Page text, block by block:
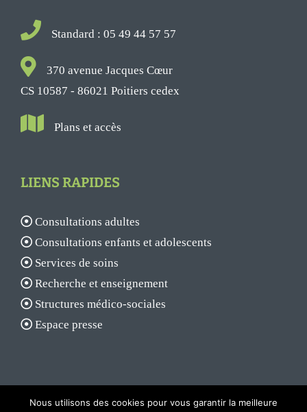
Standard : 05 49 44 57 57
370 avenue Jacques Cœur
CS 10587 - 86021 Poitiers cedex
Plans et accès
LIENS RAPIDES
Consultations adultes
Consultations enfants et adolescents
Services de soins
Recherche et enseignement
Structures médico-sociales
Espace presse
Nous utilisons des cookies pour vous garantir la meilleure